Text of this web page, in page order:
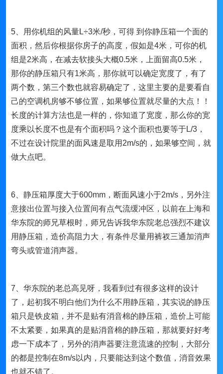
5、用你机组的风量L÷3米/秒，可得 到你静压箱一个面的
面积，然后你根据你房子的高度，假如是4米，可你的机
组是2米高，在减去软接头大概0.5米，上面留高0.5米，
那你的静压箱只有1米高，那你就可以确定宽度了，有了
两个数，第三个数也就容易确定了，这里主要的是要看自
己的空调机房够不够位置，如果够位置就尽量的大点！！
长度的计算方法也是一样的，你知道了宽度，那么你的宽
度乘以长度不也是有个面积吗？这个面积也要等于L/3，
不过在设计院里的面风速是取用2m/s的，如果够空间，就
做大点吧。
6、静压箱厚度大于600mm，断面风速小于2m/s，另外注
意接出位置与接入位置间有点气流缓冲区，以前在上海和
华东院的师兄草根时，师兄告诉我华东院老总强烈不建议
用静压箱，造价高阻力大，有条件尽量用裤衩三通加消声
弯头或管道消声器。
7、华东院的老总高见呀，我看到过有很多这样的设计
了，起初我不明白他们为什么不用静压箱，其实说的静压
箱只是铁皮箱，并不是贴有消音棉的静压箱，造价上可能
不太紧要，如果真的是贴消音棉的静压箱，那就要好好考
虑一下成本了，另外的消声器要注意流速的控制，大部分
的都是控制在8m/s以内，只要能达到这个数值，消音效果
也就不错了。